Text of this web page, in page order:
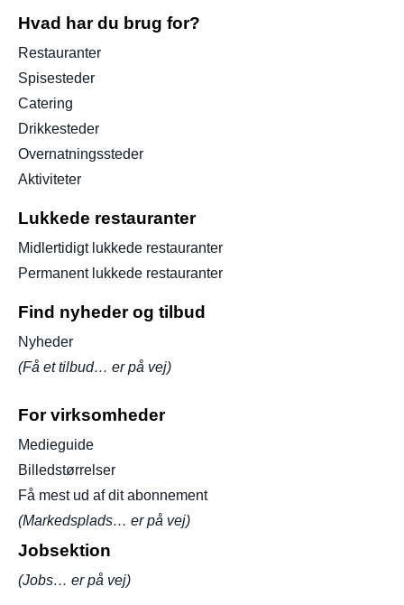
Hvad har du brug for?
Restauranter
Spisesteder
Catering
Drikkesteder
Overnatningssteder
Aktiviteter
Lukkede restauranter
Midlertidigt lukkede restauranter
Permanent lukkede restauranter
Find nyheder og tilbud
Nyheder
(Få et tilbud… er på vej)
For virksomheder
Medieguide
Billedstørrelser
Få mest ud af dit abonnement
(Markedsplads… er på vej)
Jobsektion
(Jobs… er på vej)